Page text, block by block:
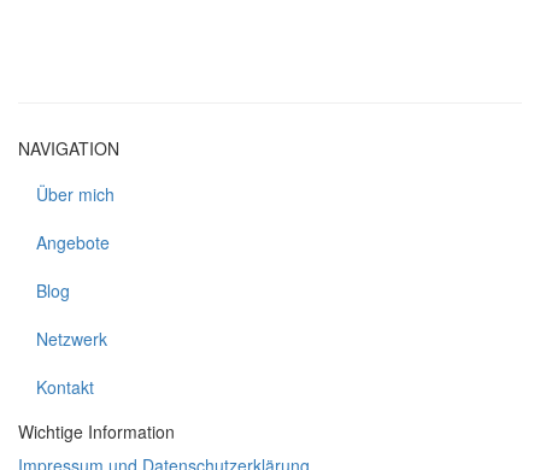
NAVIGATION
Über mich
Angebote
Blog
Netzwerk
Kontakt
Wichtige Information
Impressum und Datenschutzerklärung